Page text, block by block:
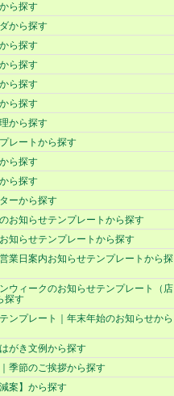
ら探す
から探す
ら探す
ら探す
ら探す
ら探す
から探す
レートから探す
ら探す
ら探す
ーから探す
お知らせテンプレートから探す
知らせテンプレートから探す
業日案内お知らせテンプレートから探
ウィークのお知らせテンプレート（店
探す
ンプレート｜年末年始のお知らせから
がき文例から探す
季節のご挨拶から探す
減案】から探す